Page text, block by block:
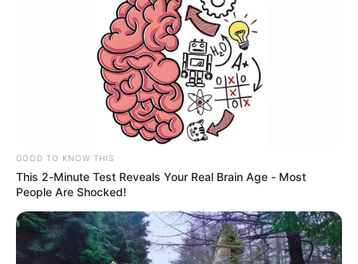
MICROTRÁFICO
Una nariñense fue capturada con 16
panelas de marihuana en Cajamarca
MARIHUANA
Cogieron en Mariquita a
dosis de marihuana
HURTO
GOOD TO KNOW THIS
This 2-Minute Test Reveals Your Real Brain Age - Most
People Are Shocked!